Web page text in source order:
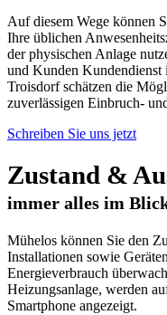
Auf diesem Wege können
Ihre üblichen
der physischen Anlage
und Kunden
Troisdorf schätzen die
zuverlässigen Einbruch-
Schreiben Sie uns jetzt
Zustand &
immer alles im
Mühelos können Sie den
Installationen sowie
Energieverbrauch
Heizungsanlage, werden
Smartphone angezeigt.